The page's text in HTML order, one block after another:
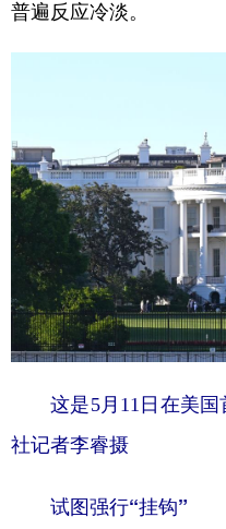
公益
文化产业
北京 天津
辽宁 吉林
浙江 安徽
山东 河南
四川 贵州
新疆 内蒙古
普遍反应冷淡。
这是5月11日在美
社记者李睿摄
试图强行“挂钩”